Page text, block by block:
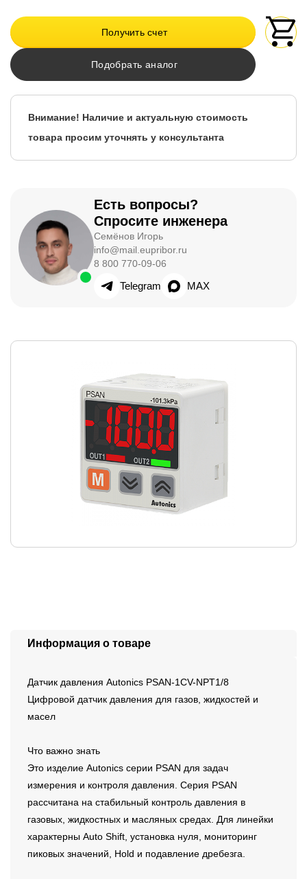
Получить счет
Подобрать аналог
Внимание! Наличие и актуальную стоимость
товара просим уточнять у консультанта
Есть вопросы?
Спросите инженера
Семёнов Игорь
info@mail.eupribor.ru
8 800 770-09-06
Telegram MAX
Информация о товаре
Датчик давления Autonics PSAN-1CV-NPT1/8
Цифровой датчик давления для газов, жидкостей и
масел
Что важно знать
Это изделие Autonics серии PSAN для задач
измерения и контроля давления. Серия PSAN
рассчитана на стабильный контроль давления в
газовых, жидкостных и масляных средах. Для линейки
характерны Auto Shift, установка нуля, мониторинг
пиковых значений, Hold и подавление дребезга.